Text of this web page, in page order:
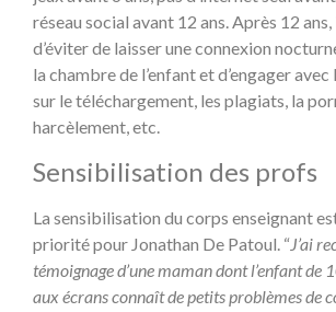
réseau social avant 12 ans. Après 12
d’éviter de laisser une connexion
la chambre de l’enfant et d’engager
sur le téléchargement, les plagiats, la
harcèlement, etc.
Sensibilisation des profs
La sensibilisation du corps enseignant
priorité pour Jonathan De Patoul. “J’ai
témoignage d’une maman dont l’enfant de
aux écrans connaît de petits problèmes de